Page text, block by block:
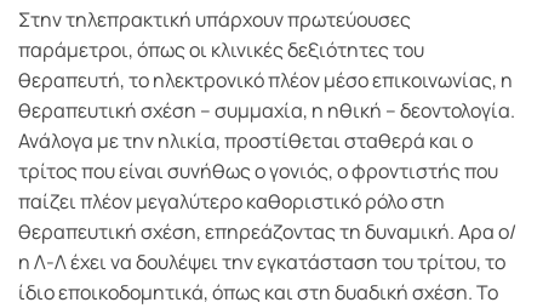
Στην τηλεπρακτική υπάρχουν πρωτεύουσες
παράμετροι, όπως οι κλινικές δεξιότητες του
θεραπευτή, το ηλεκτρονικό πλέον μέσο επικοινωνίας, η
θεραπευτική σχέση – συμμαχία, η ηθική – δεοντολογία.
Ανάλογα με την ηλικία, προστίθεται σταθερά και ο
τρίτος που είναι συνήθως ο γονιός, ο φροντιστής που
παίζει πλέον μεγαλύτερο καθοριστικό ρόλο στη
θεραπευτική σχέση, επηρεάζοντας τη δυναμική. Αρα ο/
η Λ-Λ έχει να δουλέψει την εγκατάσταση του τρίτου, το
ίδιο εποικοδομητικά, όπως και στη δυαδική σχέση. Το